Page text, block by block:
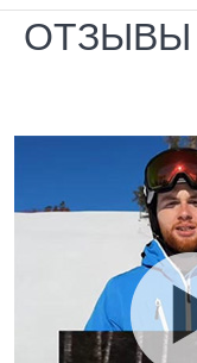
ОТЗЫВЫ